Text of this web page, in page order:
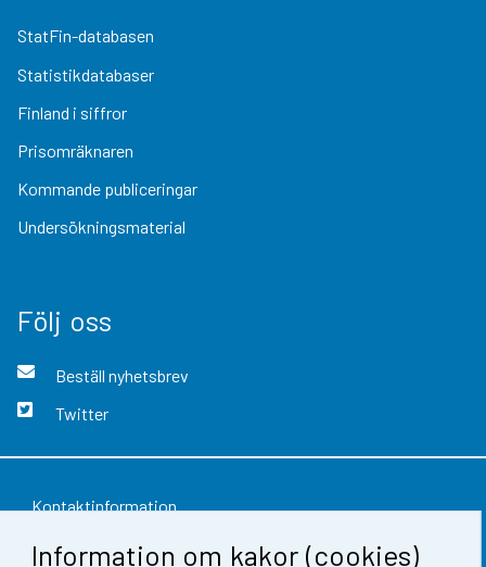
Information om kakor (cookies)
StatFin-databasen
Statistikdatabaser
Finland i siffror
Prisomräknaren
Kommande publiceringar
Undersökningsmaterial
Följ oss
Beställ nyhetsbrev
Twitter
Kontaktinformation
Respons